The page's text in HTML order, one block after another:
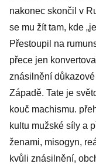
nakonec skončil v
se mu žít tam, kde
Přestoupil na
přece jen
znásilnění
Západě. Tate je
kouč machismu.
kultu mužské síly a
ženami, misogyn,
kvůli znásilnění,